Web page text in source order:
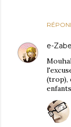
e-
(trop),